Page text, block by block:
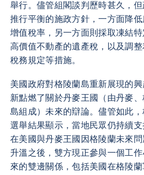
舉行。儘管組閣談判歷時甚久，
推行平衡的施政方針，一方面降
增值稅率，另一方面則採取凍結
高價值不動產的遺產稅，以及調
稅務規定等措施。
美國政府對格陵蘭島重新展現的
新點燃了關於丹麥王國（由丹麥
島組成）未來的辯論。儘管如此
選舉結果顯示，當地民眾仍持續支
在美國與丹麥王國因格陵蘭未來
升溫之後，雙方現正參與一個工
來的雙邊關係，包括美國在格陵